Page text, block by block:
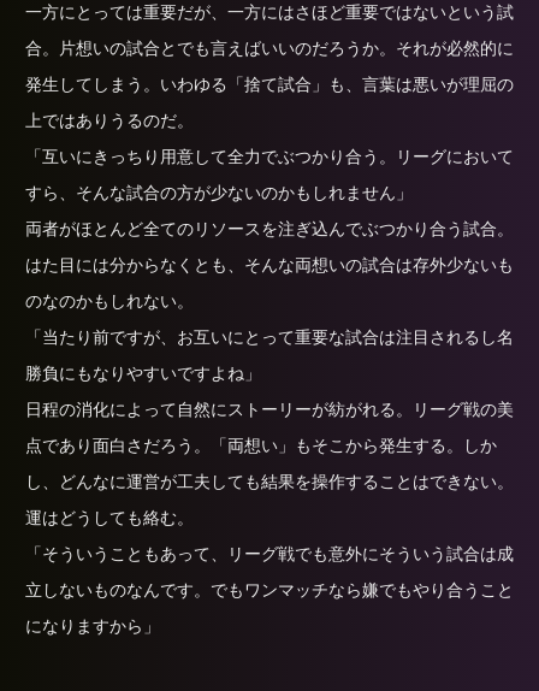
一方にとっては重要だが、一方にはさほど重要ではないという試
合。片想いの試合とでも言えばいいのだろうか。それが必然的に
発生してしまう。いわゆる「捨て試合」も、言葉は悪いが理屈の
上ではありうるのだ。
「互いにきっちり用意して全力でぶつかり合う。リーグにおいて
すら、そんな試合の方が少ないのかもしれません」
両者がほとんど全てのリソースを注ぎ込んでぶつかり合う試合。
はた目には分からなくとも、そんな両想いの試合は存外少ないも
のなのかもしれない。
「当たり前ですが、お互いにとって重要な試合は注目されるし名
勝負にもなりやすいですよね」
日程の消化によって自然にストーリーが紡がれる。リーグ戦の美
点であり面白さだろう。「両想い」もそこから発生する。しか
し、どんなに運営が工夫しても結果を操作することはできない。
運はどうしても絡む。
「そういうこともあって、リーグ戦でも意外にそういう試合は成
立しないものなんです。でもワンマッチなら嫌でもやり合うこと
になりますから」